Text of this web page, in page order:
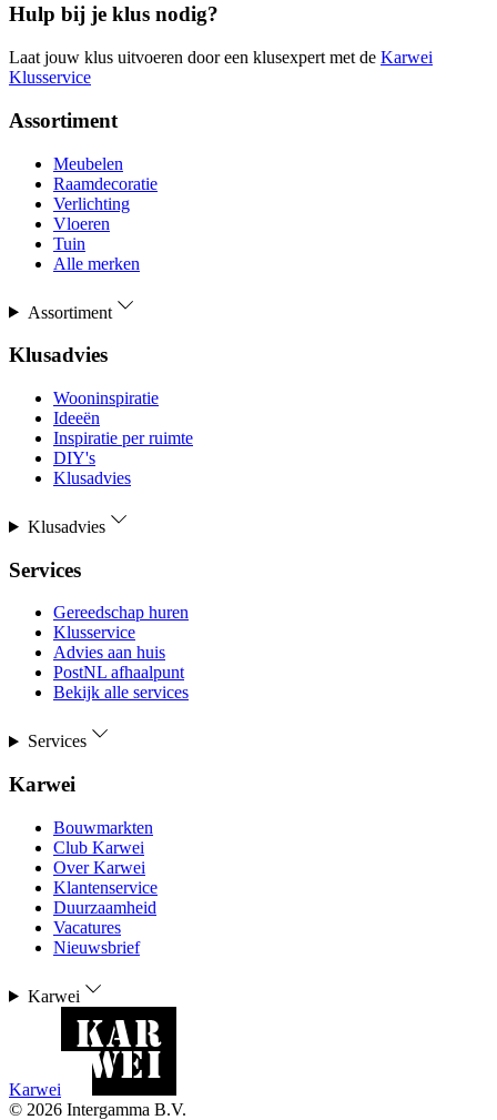
Hulp bij je klus nodig?
Laat jouw klus uitvoeren door een klusexpert met de Karwei
Klusservice
Assortiment
Meubelen
Raamdecoratie
Verlichting
Vloeren
Tuin
Alle merken
Assortiment
Klusadvies
Wooninspiratie
Ideeën
Inspiratie per ruimte
DIY's
Klusadvies
Klusadvies
Services
Gereedschap huren
Klusservice
Advies aan huis
PostNL afhaalpunt
Bekijk alle services
Services
Karwei
Bouwmarkten
Club Karwei
Over Karwei
Klantenservice
Duurzaamheid
Vacatures
Nieuwsbrief
Karwei
Karwei
© 2026 Intergamma B.V.